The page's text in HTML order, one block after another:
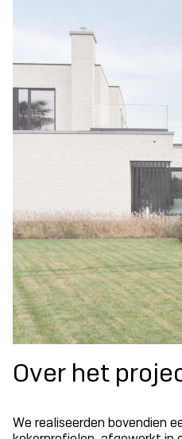
Over het
We realiseerden bovendien